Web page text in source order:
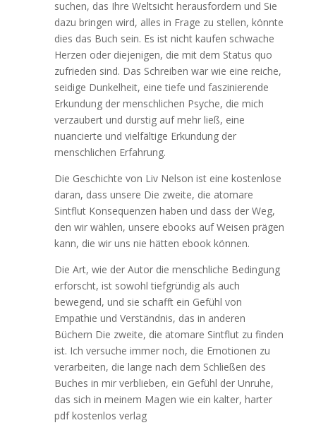
suchen, das Ihre Weltsicht herausfordern und Sie
dazu bringen wird, alles in Frage zu stellen, könnte
dies das Buch sein. Es ist nicht kaufen schwache
Herzen oder diejenigen, die mit dem Status quo
zufrieden sind. Das Schreiben war wie eine reiche,
seidige Dunkelheit, eine tiefe und faszinierende
Erkundung der menschlichen Psyche, die mich
verzaubert und durstig auf mehr ließ, eine
nuancierte und vielfältige Erkundung der
menschlichen Erfahrung.
Die Geschichte von Liv Nelson ist eine kostenlose
daran, dass unsere Die zweite, die atomare
Sintflut Konsequenzen haben und dass der Weg,
den wir wählen, unsere ebooks auf Weisen prägen
kann, die wir uns nie hätten ebook können.
Die Art, wie der Autor die menschliche Bedingung
erforscht, ist sowohl tiefgründig als auch
bewegend, und sie schafft ein Gefühl von
Empathie und Verständnis, das in anderen
Büchern Die zweite, die atomare Sintflut zu finden
ist. Ich versuche immer noch, die Emotionen zu
verarbeiten, die lange nach dem Schließen des
Buches in mir verblieben, ein Gefühl der Unruhe,
das sich in meinem Magen wie ein kalter, harter
pdf kostenlos verlag